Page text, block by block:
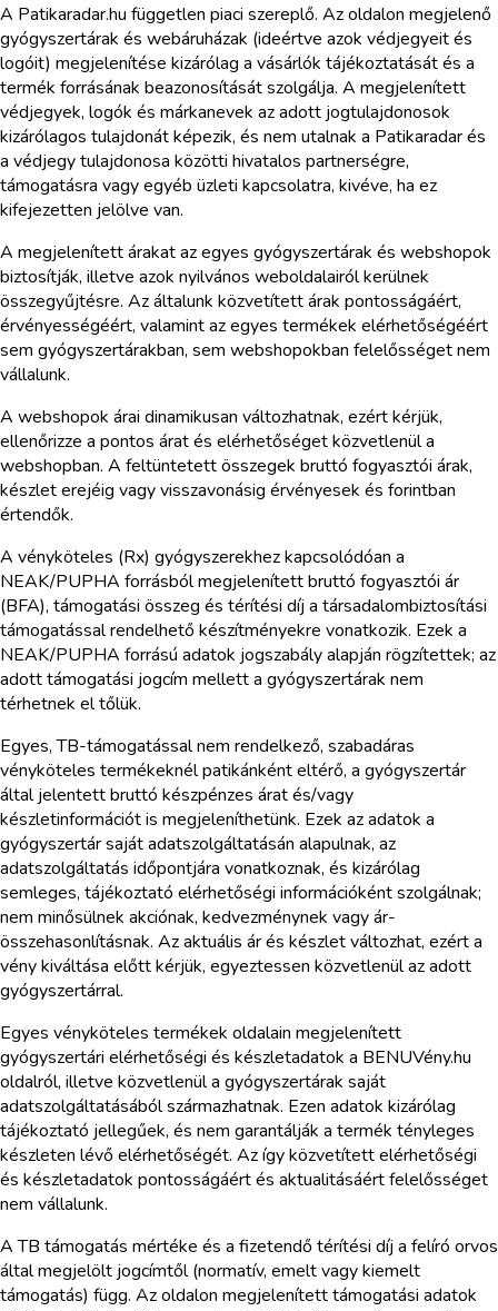
A Patikaradar.hu független piaci szereplő. Az oldalon megjelenő
gyógyszertárak és webáruházak (ideértve azok védjegyeit és
logóit) megjelenítése kizárólag a vásárlók tájékoztatását és a
termék forrásának beazonosítását szolgálja. A megjelenített
védjegyek, logók és márkanevek az adott jogtulajdonosok
kizárólagos tulajdonát képezik, és nem utalnak a Patikaradar és
a védjegy tulajdonosa közötti hivatalos partnerségre,
támogatásra vagy egyéb üzleti kapcsolatra, kivéve, ha ez
kifejezetten jelölve van.
A megjelenített árakat az egyes gyógyszertárak és webshopok
biztosítják, illetve azok nyilvános weboldalairól kerülnek
összegyűjtésre. Az általunk közvetített árak pontosságáért,
érvényességéért, valamint az egyes termékek elérhetőségéért
sem gyógyszertárakban, sem webshopokban felelősséget nem
vállalunk.
A webshopok árai dinamikusan változhatnak, ezért kérjük,
ellenőrizze a pontos árat és elérhetőséget közvetlenül a
webshopban. A feltüntetett összegek bruttó fogyasztói árak,
készlet erejéig vagy visszavonásig érvényesek és forintban
értendők.
A vényköteles (Rx) gyógyszerekhez kapcsolódóan a
NEAK/PUPHA forrásból megjelenített bruttó fogyasztói ár
(BFA), támogatási összeg és térítési díj a társadalombiztosítási
támogatással rendelhető készítményekre vonatkozik. Ezek a
NEAK/PUPHA forrású adatok jogszabály alapján rögzítettek; az
adott támogatási jogcím mellett a gyógyszertárak nem
térhetnek el tőlük.
Egyes, TB-támogatással nem rendelkező, szabadáras
vényköteles termékeknél patikánként eltérő, a gyógyszertár
által jelentett bruttó készpénzes árat és/vagy
készletinformációt is megjeleníthetünk. Ezek az adatok a
gyógyszertár saját adatszolgáltatásán alapulnak, az
adatszolgáltatás időpontjára vonatkoznak, és kizárólag
semleges, tájékoztató elérhetőségi információként szolgálnak;
nem minősülnek akciónak, kedvezménynek vagy ár-
összehasonlításnak. Az aktuális ár és készlet változhat, ezért a
vény kiváltása előtt kérjük, egyeztessen közvetlenül az adott
gyógyszertárral.
Egyes vényköteles termékek oldalain megjelenített
gyógyszertári elérhetőségi és készletadatok a BENUVény.hu
oldalról, illetve közvetlenül a gyógyszertárak saját
adatszolgáltatásából származhatnak. Ezen adatok kizárólag
tájékoztató jellegűek, és nem garantálják a termék tényleges
készleten lévő elérhetőségét. Az így közvetített elérhetőségi
és készletadatok pontosságáért és aktualitásáért felelősséget
nem vállalunk.
A TB támogatás mértéke és a fizetendő térítési díj a felíró orvos
által megjelölt jogcímtől (normatív, emelt vagy kiemelt
támogatás) függ. Az oldalon megjelenített támogatási adatok